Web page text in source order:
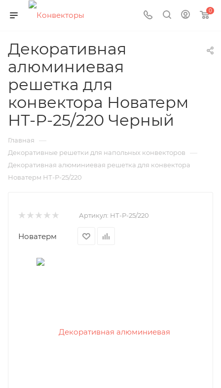
0
Декоративная
алюминиевая
решетка для
конвектора Новатерм
НТ-Р-25/220 Черный
Главная —
Декоративные решетки для напольных конвекторов —
Декоративная алюминиевая решетка для конвектора
Новатерм НТ-Р-25/220
Артикул: НТ-Р-25/220
Новатерм